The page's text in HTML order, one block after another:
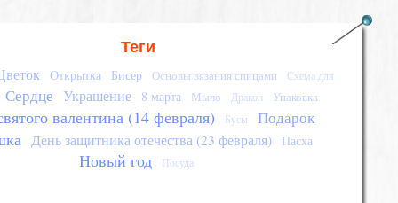
Теги
Открытка Бисер Основы вязания спицами
Схема для
Сердце Украшение 8 марта Мыло Дракон Упаковка
валентина (14 февраля) Бусы Подарок
День защитника отечества (23 февраля) Пасха
Новый год Посуда